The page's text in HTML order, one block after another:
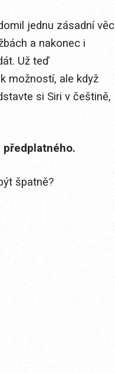
jednu zásadní věc
a nakonec i
Už teď
možností, ale když
si Siri v češtině,
špatně?